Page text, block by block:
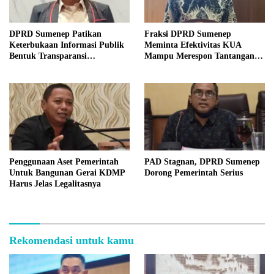
DPRD Sumenep Patikan
Keterbukaan Informasi Publik
Bentuk Transparansi
Fraksi DPRD Sumenep
Meminta Efektivitas KUA
Mampu Merespon Tantangan
Penggunaan Aset Pemerintah
Untuk Bangunan Gerai KDMP
Harus Jelas Legalitasnya
PAD Stagnan, DPRD Sumenep
Dorong Pemerintah Serius
Rekomendasi untuk kamu